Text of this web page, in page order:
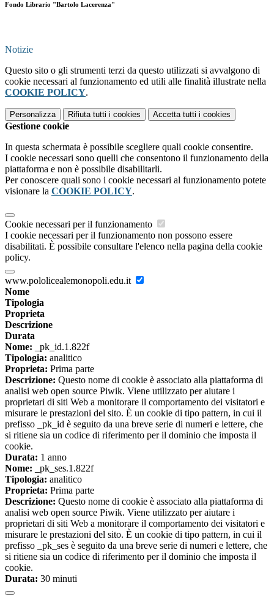
Fondo Librario "Bartolo Lacerenza"
Notizie
Questo sito o gli strumenti terzi da questo utilizzati si avvalgono di
cookie necessari al funzionamento ed utili alle finalità illustrate nella
COOKIE POLICY.
Personalizza Rifiuta tutti i cookies Accetta tutti i cookies
Gestione cookie
In questa schermata è possibile scegliere quali cookie consentire.
I cookie necessari sono quelli che consentono il funzionamento della
piattaforma e non è possibile disabilitarli.
Per conoscere quali sono i cookie necessari al funzionamento potete
visionare la COOKIE POLICY.
Cookie necessari per il funzionamento
I cookie necessari per il funzionamento non possono essere
disabilitati. È possibile consultare l'elenco nella pagina della cookie
policy.
www.pololicealemonopoli.edu.it
Nome
Tipologia
Proprieta
Descrizione
Durata
Nome: _pk_id.1.822f
Tipologia: analitico
Proprieta: Prima parte
Descrizione: Questo nome di cookie è associato alla piattaforma di
analisi web open source Piwik. Viene utilizzato per aiutare i
proprietari di siti Web a monitorare il comportamento dei visitatori e
misurare le prestazioni del sito. È un cookie di tipo pattern, in cui il
prefisso _pk_id è seguito da una breve serie di numeri e lettere, che
si ritiene sia un codice di riferimento per il dominio che imposta il
cookie.
Durata: 1 anno
Nome: _pk_ses.1.822f
Tipologia: analitico
Proprieta: Prima parte
Descrizione: Questo nome di cookie è associato alla piattaforma di
analisi web open source Piwik. Viene utilizzato per aiutare i
proprietari di siti Web a monitorare il comportamento dei visitatori e
misurare le prestazioni del sito. È un cookie di tipo pattern, in cui il
prefisso _pk_ses è seguito da una breve serie di numeri e lettere, che
si ritiene sia un codice di riferimento per il dominio che imposta il
cookie.
Durata: 30 minuti